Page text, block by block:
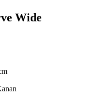
Wide